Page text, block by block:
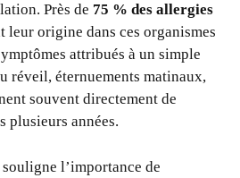
Près de 75 % des allergies
leur origine dans ces organismes
attribués à un simple
réveil, éternuements matinaux,
souvent directement de
plusieurs années.
l’importance de